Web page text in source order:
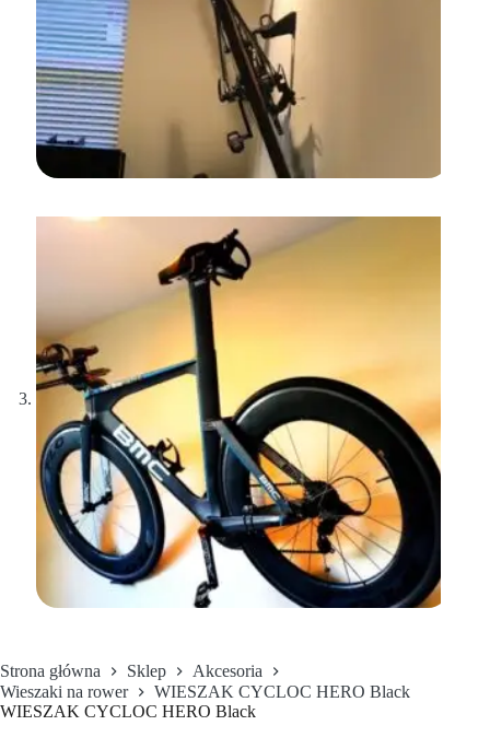
Strona główna Sklep
Akcesoria
Wieszaki na rower
WIESZAK CYCLOC HERO Black
WIESZAK CYCLOC HERO Black